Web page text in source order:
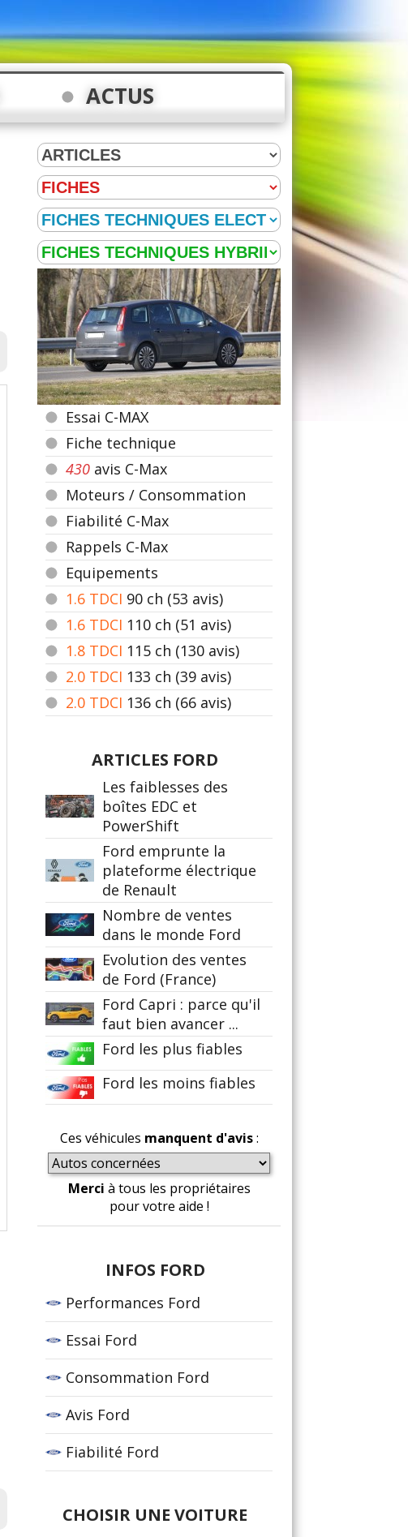
ACTUS
Essai C-MAX
Fiche technique
430 avis C-Max
Moteurs / Consommation
Fiabilité C-Max
Rappels C-Max
Equipements
1.6 TDCI 90 ch (53 avis)
1.6 TDCI 110 ch (51 avis)
1.8 TDCI 115 ch (130 avis)
2.0 TDCI 133 ch (39 avis)
2.0 TDCI 136 ch (66 avis)
ARTICLES FORD
Les faiblesses des
boîtes EDC et
PowerShift
Ford emprunte la
plateforme électrique
de Renault
Nombre de ventes
dans le monde Ford
Evolution des ventes
de Ford (France)
Ford Capri : parce qu'il
faut bien avancer ...
Ford les plus fiables
Ford les moins fiables
Ces véhicules manquent d'avis:
Merci à tous les propriétaires
pour votre aide !
INFOS FORD
Performances Ford
Essai Ford
Consommation Ford
Avis Ford
Fiabilité Ford
CHOISIR UNE VOITURE